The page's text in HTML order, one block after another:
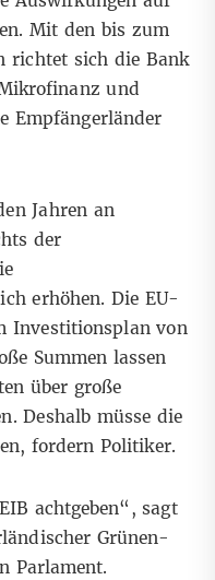
Mit den bis zum
richtet sich die Bank
und
Empfängerländer
Jahren an
der
erhöhen. Die EU-
Investitionsplan von
Summen lassen
über große
Deshalb müsse die
fordern Politiker.
achtgeben“, sagt
Grünen-
Parlament.